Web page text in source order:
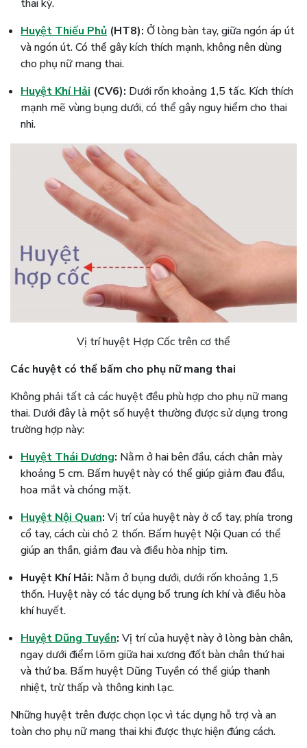
thai kỳ.
Huyệt Thiếu Phủ (HT8): Ở lòng bàn tay, giữa ngón áp út
và ngón út. Có thể gây kích thích mạnh, không nên dùng
cho phụ nữ mang thai.
Huyệt Khí Hải (CV6): Dưới rốn khoảng 1,5 tấc. Kích thích
mạnh mẽ vùng bụng dưới, có thể gây nguy hiểm cho thai
nhi.
Vị trí huyệt Hợp Cốc trên cơ thể
Các huyệt có thể bấm cho phụ nữ mang thai
Không phải tất cả các huyệt đều phù hợp cho phụ nữ mang
thai. Dưới đây là một số huyệt thường được sử dụng trong
trường hợp này:
Huyệt Thái Dương: Nằm ở hai bên đầu, cách chân mày
khoảng 5 cm. Bấm huyệt này có thể giúp giảm đau đầu,
hoa mắt và chóng mặt.
Huyệt Nội Quan: Vị trí của huyệt này ở cổ tay, phía trong
cổ tay, cách cùi chỏ 2 thốn. Bấm huyệt Nội Quan có thể
giúp an thần, giảm đau và điều hòa nhịp tim.
Huyệt Khí Hải: Nằm ở bụng dưới, dưới rốn khoảng 1,5
thốn. Huyệt này có tác dụng bổ trung ích khí và điều hòa
khí huyết.
Huyệt Dũng Tuyền: Vị trí của huyệt này ở lòng bàn chân,
ngay dưới điểm lõm giữa hai xương đốt bàn chân thứ hai
và thứ ba. Bấm huyệt Dũng Tuyền có thể giúp thanh
nhiệt, trừ thấp và thông kinh lạc.
Những huyệt trên được chọn lọc vì tác dụng hỗ trợ và an
toàn cho phụ nữ mang thai khi được thực hiện đúng cách.